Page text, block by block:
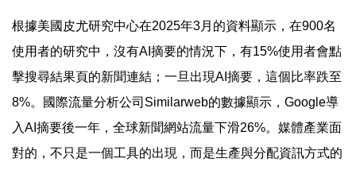
根據美國皮尤研究中心在2025年3月的資料顯示，在900名
使用者的研究中，沒有AI摘要的情況下，有15%使用者會點
擊搜尋結果頁的新聞連結；一旦出現AI摘要，這個比率跌至
8%。國際流量分析公司Similarweb的數據顯示，Google導
入AI摘要後一年，全球新聞網站流量下滑26%。媒體產業面
對的，不只是一個工具的出現，而是生產與分配資訊方式的